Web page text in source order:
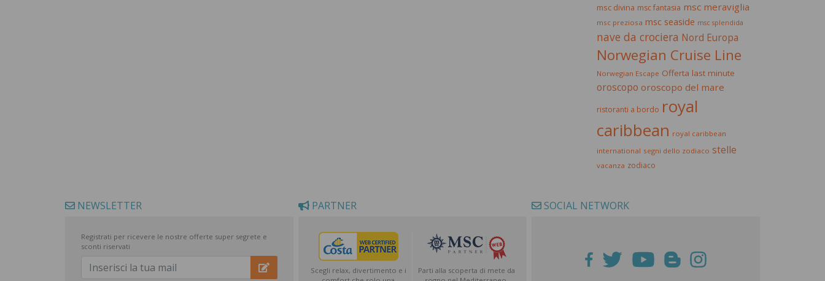
msc divina msc fantasia msc meraviglia
msc preziosa msc seaside msc splendida
nave da crociera Nord Europa
Norwegian Cruise Line
Norwegian Escape Offerta last minute
oroscopo oroscopo del mare
ristoranti a bordo royal
caribbean royal caribbean
international segni dello zodiaco stelle
vacanza zodiaco
NEWSLETTER
Registrati per ricevere le nostre offerte super segrete e
sconti riservati
PARTNER
Scegli relax, divertimento e i
Parti alla scoperta di mete da
SOCIAL NETWORK